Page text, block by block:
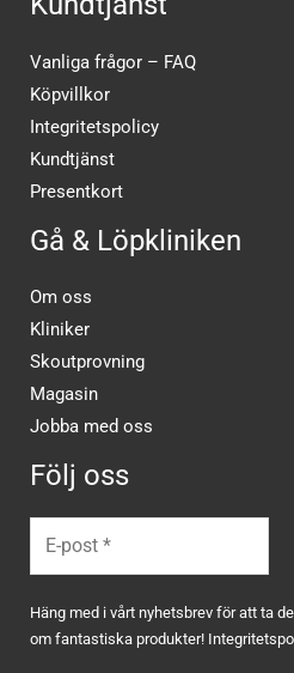
Vanliga frågor – FAQ
Köpvillkor
Integritetspolicy
Kundtjänst
Presentkort
Gå & Löpkliniken
Om oss
Kliniker
Skoutprovning
Magasin
Jobba med oss
Följ oss
Häng med i vårt nyhetsbrev för att ta
om fantastiska produkter!